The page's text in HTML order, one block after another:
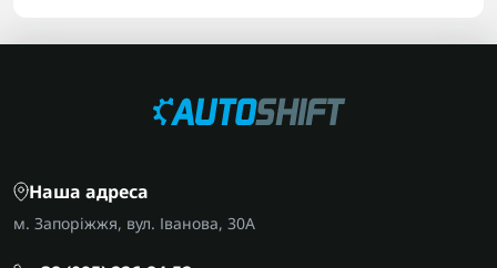
Наша адреса
м. Запоріжжя, вул. Іванова, 30А